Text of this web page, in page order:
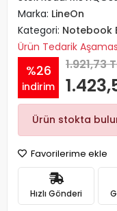
Marka: LineOn
Kategori: Notebook
Ürün Tedarik
%26
indirim
1.921,73
Ürün stokta
Favorilerime ekle
Hızlı Gönderi